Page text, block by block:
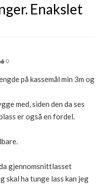
Nytt
Enakslet
0
på kassemål min 3m og
med, siden den da ses
er også en fordel.
gjennomsnittlasset
skal ha tunge lass kan jeg